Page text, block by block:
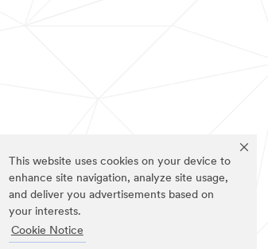
This website uses cookies on your device to
enhance site navigation, analyze site usage,
and deliver you advertisements based on
your interests.
Cookie Notice